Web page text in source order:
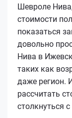
Шевроле
стоимости
показаться
довольно
Нива в
таких как
даже регион.
рассчитать
столкнуться